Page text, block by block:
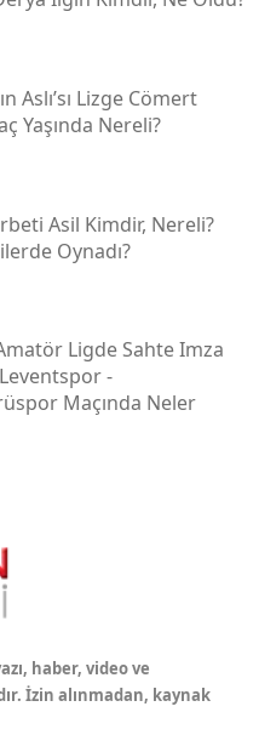
Aslı’sı Lizge Cömert
Yaşında Nereli?
Asil Kimdir, Nereli?
Oynadı?
Ligde Sahte Imza
-
Maçında Neler
haber, video ve
İzin alınmadan, kaynak